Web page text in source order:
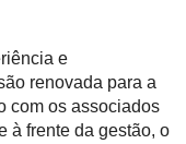
e
renovada para a
com os associados
à frente da gestão, o